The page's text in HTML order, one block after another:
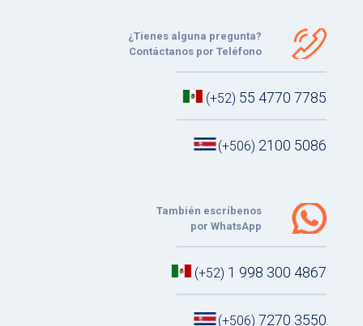
¿Tienes alguna pregunta?
Contáctanos por Teléfono
(+52) 55 4770 7785
(+506) 2100 5086
También escríbenos
por WhatsApp
(+52) 1 998 300 4867
(+506) 7270 3550